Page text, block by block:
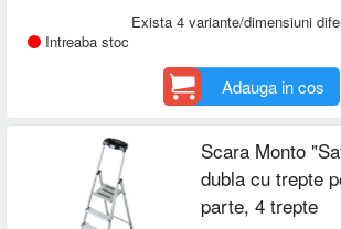
Exista 4 variante/dimensiuni
Intreaba stoc
Adauga in cos
Scara Monto
dubla cu trepte
parte, 4 trepte